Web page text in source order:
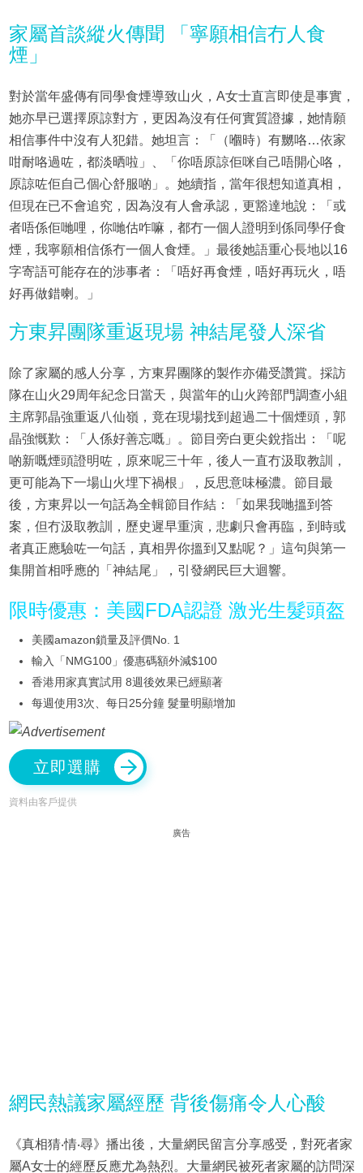
家屬首談縱火傳聞 「寧願相信冇人食
煙」
對於當年盛傳有同學食煙導致山火，A女士直言即使是事實，
她亦早已選擇原諒對方，更因為沒有任何實質證據，她情願
相信事件中沒有人犯錯。她坦言：「（嗰時）有嬲咯…依家
咁耐咯過咗，都淡晒啦」、「你唔原諒佢咪自己唔開心咯，
原諒咗佢自己個心舒服啲」。她續指，當年很想知道真相，
但現在已不會追究，因為沒有人會承認，更豁達地說：「或
者唔係佢哋哩，你哋估咋嘛，都冇一個人證明到係同學仔食
煙，我寧願相信係冇一個人食煙。」最後她語重心長地以16
字寄語可能存在的涉事者：「唔好再食煙，唔好再玩火，唔
好再做錯喇。」
方東昇團隊重返現場 神結尾發人深省
除了家屬的感人分享，方東昇團隊的製作亦備受讚賞。採訪
隊在山火29周年紀念日當天，與當年的山火跨部門調查小組
主席郭晶強重返八仙嶺，竟在現場找到超過二十個煙頭，郭
晶強慨歎：「人係好善忘嘅」。節目旁白更尖銳指出：「呢
啲新嘅煙頭證明咗，原來呢三十年，後人一直冇汲取教訓，
更可能為下一場山火埋下禍根」，反思意味極濃。節目最
後，方東昇以一句話為全輯節目作結：「如果我哋搵到答
案，但冇汲取教訓，歷史遲早重演，悲劇只會再臨，到時或
者真正應驗咗一句話，真相畀你搵到又點呢？」這句與第一
集開首相呼應的「神結尾」，引發網民巨大迴響。
限時優惠：美國FDA認證 激光生髮頭盔
美國amazon鎖量及評價No. 1
輸入「NMG100」優惠碼額外減$100
香港用家真實試用 8週後效果已經顯著
每週使用3次、每日25分鐘 髮量明顯增加
立即選購
資料由客戶提供
廣告
網民熱議家屬經歷 背後傷痛令人心酸
《真相猜‧情‧尋》播出後，大量網民留言分享感受，對死者家
屬A女士的經歷反應尤為熱烈。大量網民被死者家屬的訪問深